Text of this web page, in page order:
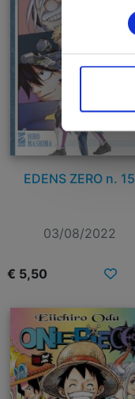
consenso
EDENS ZERO n. 15
03/08/2022
€ 5,50